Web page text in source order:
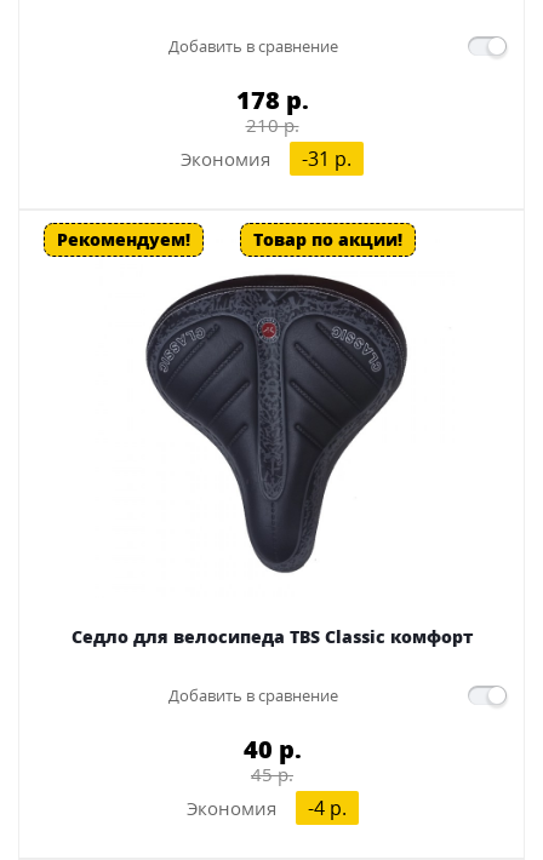
Добавить в сравнение
178 p.
210 p.
Экономия
-31 p.
Рекомендуем! Товар по акции!
Седло для велосипеда TBS Classic комфорт
Добавить в сравнение
40 p.
45 p.
Экономия
-4 p.